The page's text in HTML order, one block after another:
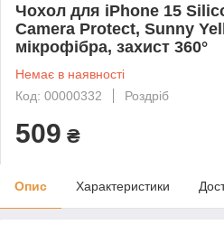
Чохол для iPhone 15
Camera Protect, Sunny
мікрофібра, захист 360°
Немає в наявності
Код: 00000332
Роздріб
509 ₴
Опис Характеристики